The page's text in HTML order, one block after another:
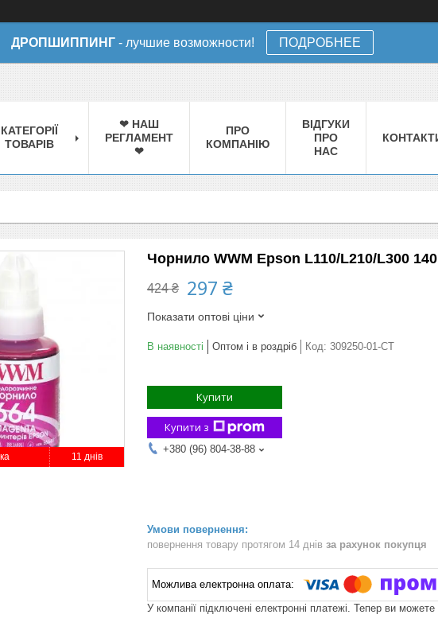
ДРОПШИППИНГ - лучшие возможности! ПОДРОБНЕЕ
КАТЕГОРІЇ
ТОВАРІВ
❤ НАШ
РЕГЛАМЕНТ
❤
ПРО
КОМПАНІЮ
ВІДГУКИ
ПРО
НАС
11 днів
Чорнило WWM Epson L110/L210/L300
424 ₴ 297 ₴
Показати оптові ціни
В наявності Оптом і в роздріб Код: 309250-01-СТ
Купити
Купити з
+380 (96) 804-38-88
повернення товару протягом 14 днів за рахунок покупця
У компанії підключені електронні платежі. Тепер ви